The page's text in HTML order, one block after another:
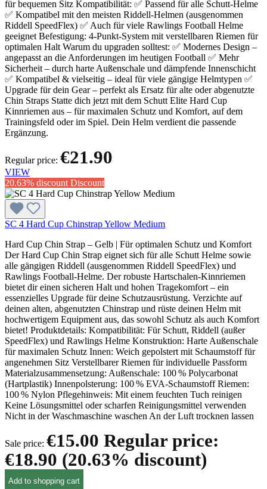
für bequemen Sitz Kompatibilität: ✅ Passend für alle Schutt-Helme
✅ Kompatibel mit den meisten Riddell-Helmen (ausgenommen
Riddell SpeedFlex) ✅ Auch für viele Rawlings Football Helme
geeignet Befestigung: 4-Punkt-System mit verstellbaren Riemen für
optimalen Halt Warum du upgraden solltest: ✅ Modernes Design –
angepasst an die Anforderungen im heutigen Football ✅ Mehr
Sicherheit – durch harte Außenschale und dämpfende Innenschicht
✅ Kompatibel & vielseitig – ideal für viele gängige Helmtypen ✅
Upgrade für dein Gear – perfekt als Ersatz für alte oder abgenutzte
Chin Straps Statte dich jetzt mit dem Schutt Elite Hard Cup
Kinnriemen aus – für maximalen Schutz und Komfort, auf dem
Trainingsfeld oder im Spiel. Dein Helm verdient die passende
Ergänzung.
Regular price: €21.90
VIEW
20.63% discount Discount
SC 4 Hard Cup Chinstrap Yellow Medium
Hard Cup Chin Strap – Gelb | Für optimalen Schutz und Komfort
Der Hard Cup Chin Strap eignet sich für alle Schutt Helme sowie
alle gängigen Riddell (ausgenommen Riddell SpeedFlex) und
Rawlings Football-Helme. Der robuste Hartschalen-Kinnriemen
bietet dir einen sicheren Halt und hohen Tragekomfort – ein
essenzielles Upgrade für deine Schutzausrüstung. Verzichte auf
deinen alten, abgenutzten Chinstrap und rüste deinen Helm mit
hochwertigem Equipment aus, das sowohl Schutz als auch Komfort
bietet! Produktdetails: Kompatibilität: Für Schutt, Riddell (außer
SpeedFlex) und Rawlings Helme Konstruktion: Harte Außenschale
für maximalen Schutz Innen: Weich gepolstert mit Schaumstoff für
angenehmen Sitz Verstellbarer Riemen für individuelle Passform
Materialzusammensetzung: Außenschale: 100 % Polycarbonat
(Hartplastik) Innenpolsterung: 100 % EVA-Schaumstoff Riemen:
100 % Nylon Pflegehinweis: Mit einem feuchten Tuch reinigen
Keine Lösungsmittel oder scharfen Reinigungsmittel verwenden
Nicht in der Waschmaschine waschen An der Luft trocknen lassen
Sale price: €15.00 Regular price:
€18.90 (20.63% discount)
Add to shopping cart